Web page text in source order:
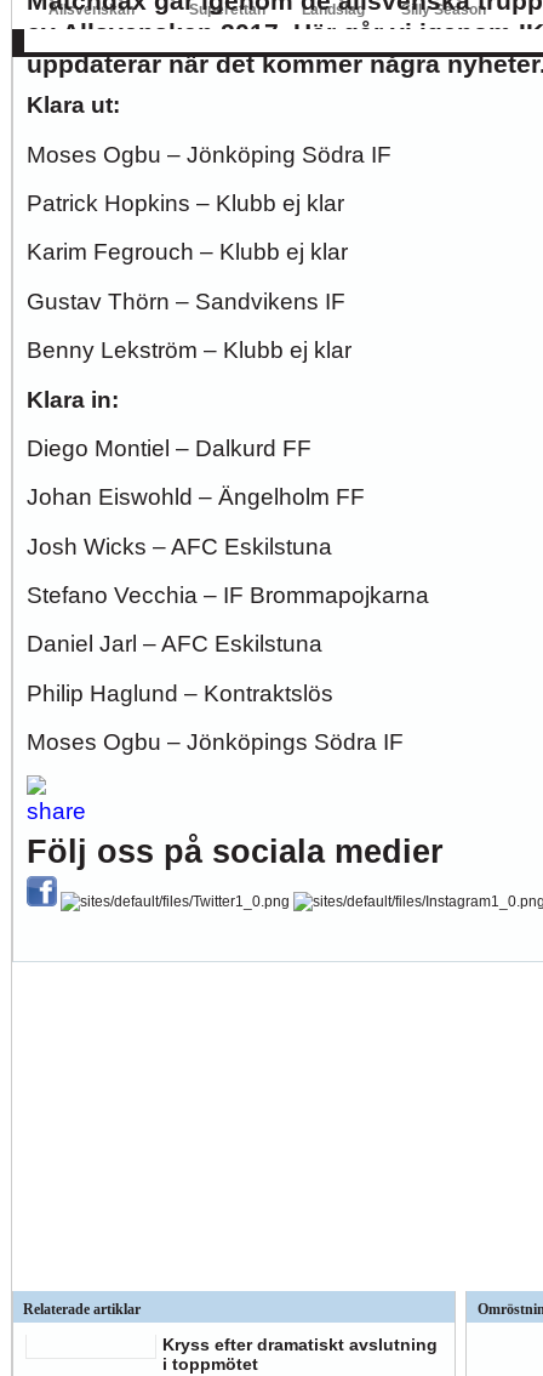
Allsvenskan
Superettan Landslag Silly Season
av Allsvenskan 2017. Här går vi igenom
uppdaterar när det kommer några
Klara ut:
Moses Ogbu – Jönköping Södra IF
Patrick Hopkins – Klubb ej klar
Karim Fegrouch – Klubb ej klar
Gustav Thörn – Sandvikens IF
Benny Lekström – Klubb ej klar
Klara in:
Diego Montiel – Dalkurd FF
Johan Eiswohld – Ängelholm FF
Josh Wicks – AFC Eskilstuna
Stefano Vecchia – IF Brommapojkarna
Daniel Jarl – AFC Eskilstuna
Philip Haglund – Kontraktslös
Moses Ogbu – Jönköpings Södra IF
Följ oss på sociala medier
Relaterade artiklar
Kryss efter dramatiskt avslutning
i toppmötet